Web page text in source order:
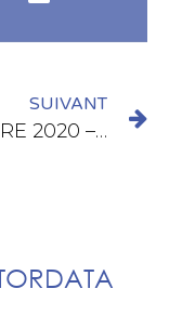
SUIVANT
OCTOBRE 2020 – [Blog] France Relance, les conditions d’une reconquête numérique